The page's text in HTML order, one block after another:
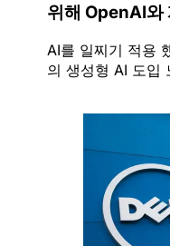
위해 OpenAI와
AI를 일찌기 적용
의 생성형 AI 도입